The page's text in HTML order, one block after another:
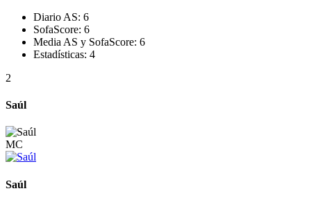
Diario AS: 6
SofaScore: 6
Media AS y SofaScore: 6
Estadísticas: 4
2
Saúl
MC
Saúl